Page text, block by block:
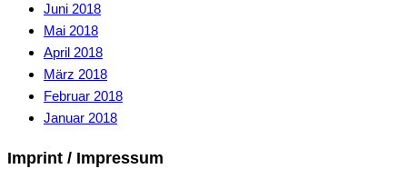
Juni 2018
Mai 2018
April 2018
März 2018
Februar 2018
Januar 2018
Imprint / Impressum